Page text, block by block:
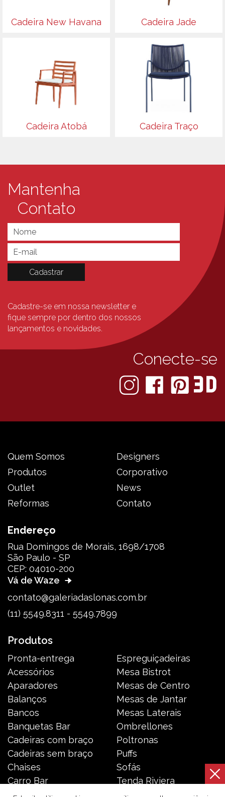
Cadeira New Havana Cadeira Jade
Cadeira Atobá Cadeira Traço
Mantenha
Contato
Cadastre-se em nossa newsletter e
fique sempre por dentro dos nossos
lançamentos e novidades.
Conecte-se
Quem Somos
Produtos
Outlet
Reformas
Designers
Corporativo
News
Contato
Endereço
Rua Domingos de Morais, 1698/1708
São Paulo - SP
CEP: 04010-200
Vá de Waze
contato@galeriadaslonas.com.br
(11) 5549.8311 - 5549.7899
Produtos
Pronta-entrega
Acessórios
Aparadores
Balanços
Bancos
Banquetas Bar
Cadeiras com braço
Cadeiras sem braço
Chaises
Carro Bar
Coleção Resort
Espreguiçadeiras
Mesa Bistrot
Mesas de Centro
Mesas de Jantar
Mesas Laterais
Ombrellones
Poltronas
Puffs
Sofás
Tenda Riviera
Toldos e Cortinas